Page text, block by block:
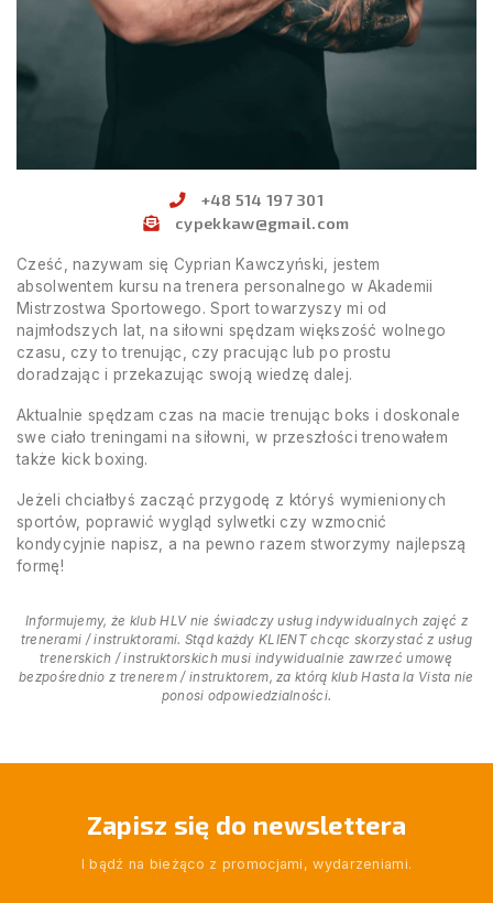
Cześć, nazywam się Cyprian Kawczyński, jestem
absolwentem kursu na trenera personalnego w Akademii
Mistrzostwa Sportowego. Sport towarzyszy mi od
najmłodszych lat, na siłowni spędzam większość wolnego
czasu, czy to trenując, czy pracując lub po prostu
doradzając i przekazując swoją wiedzę dalej.
Aktualnie spędzam czas na macie trenując boks i doskonale
swe ciało treningami na siłowni, w przeszłości trenowałem
także kick boxing.
Jeżeli chciałbyś zacząć przygodę z któryś wymienionych
sportów, poprawić wygląd sylwetki czy wzmocnić
kondycyjnie napisz, a na pewno razem stworzymy najlepszą
formę!
+48 514 197 301
cypekkaw@gmail.com
Informujemy, że klub HLV nie świadczy usług indywidualnych zajęć z
trenerami / instruktorami. Stąd każdy KLIENT chcąc skorzystać z usług
trenerskich / instruktorskich musi indywidualnie zawrzeć umowę
bezpośrednio z trenerem / instruktorem, za którą klub Hasta la Vista nie
ponosi odpowiedzialności.
Zapisz się do newslettera
I bądź na bieżąco z promocjami, wydarzeniami.